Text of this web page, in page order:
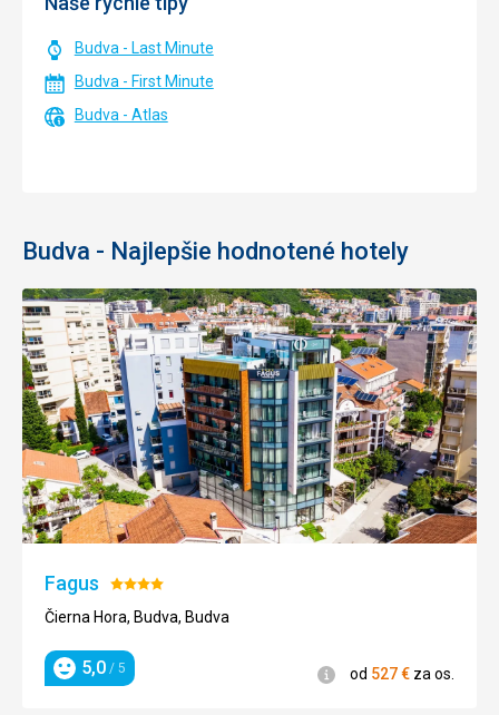
Budva - Last Minute
Budva - First Minute
Budva - Atlas
Budva - Najlepšie hodnotené hotely
Fagus Hodnotenie:
4/5
Čierna Hora, Budva, Budva
Hodnotenie
5,0 / 5 Informácie
od 527€ za os.